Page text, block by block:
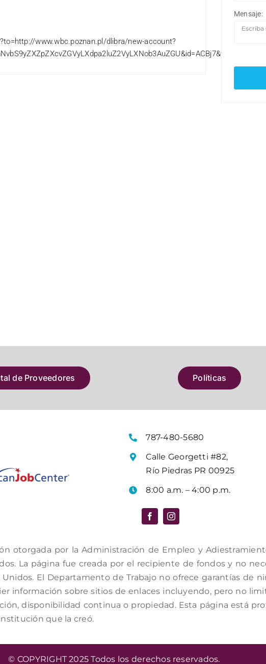
www.wbc.poznan.pl/dlibra/new-account?
Mensaje:
de Proveedores Políticas
787-480-5680
Calle Georgetti #82,
Río Piedras PR 00925
8:00 a.m. – 4:00 p.m.
otorgada por la Administración de Empleo y
La página fue creada por el recipiente de fondos y no
El Departamento de Trabajo no ofrece garantías de
información sobre sitios de enlaces incluyendo, pero no
disponibilidad continua o propiedad. Esta página está
que la creó.
© COPYRIGHT 2025 Todos los derechos reservados.